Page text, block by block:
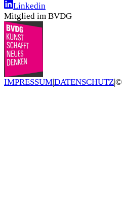
Linkedin
Mitglied im BVDG
IMPRESSUM|DATENSCHUTZ|©